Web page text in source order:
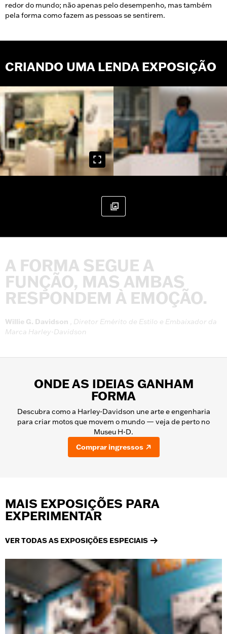
redor do mundo; não apenas pelo desempenho, mas também
pela forma como fazem as pessoas se sentirem.
CRIANDO UMA LENDA EXPOSIÇÃO
A FORMA SEGUE A
FUNÇÃO, MAS AMBAS
RESPONDEM À EMOÇÃO.
Willie G. Davidson Diretor Emérito de Estilo e Embaixador da
Marca Harley-Davidson
ONDE AS IDEIAS GANHAM
FORMA
Descubra como a Harley-Davidson une arte e engenharia
para criar motos que movem o mundo — veja de perto no
Museu H-D.
Comprar ingressos
MAIS EXPOSIÇÕES PARA
EXPERIMENTAR
VER TODAS AS EXPOSIÇÕES ESPECIAIS